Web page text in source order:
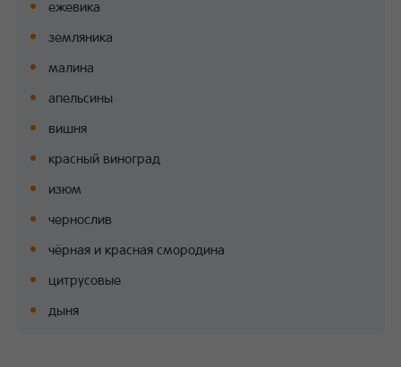
ежевика
земляника
малина
апельсины
вишня
красный виноград
изюм
чернослив
чёрная и красная смородина
цитрусовые
дыня